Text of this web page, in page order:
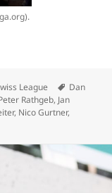
League
Dan
Rathgeb, Jan
, Nico Gurtner,